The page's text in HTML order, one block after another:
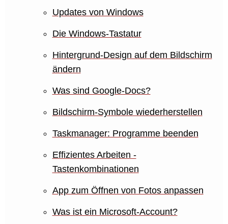
Updates von Windows
Die Windows-Tastatur
Hintergrund-Design auf dem Bildschirm
ändern
Was sind Google-Docs?
Bildschirm-Symbole wiederherstellen
Taskmanager: Programme beenden
Effizientes Arbeiten -
Tastenkombinationen
App zum Öffnen von Fotos anpassen
Was ist ein Microsoft-Account?